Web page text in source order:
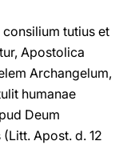
tutius et
Apostolica
Archangelum,
humanae
Deum
Apost. d. 12